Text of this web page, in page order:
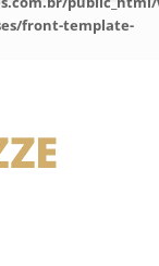
front-template-